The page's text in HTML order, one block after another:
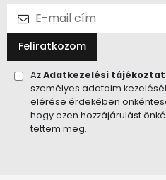
Feliratkozom
AzAdatkezelési
személyes adataim
elérése érdekében
hogy ezen hozzájárulást
tettem meg.